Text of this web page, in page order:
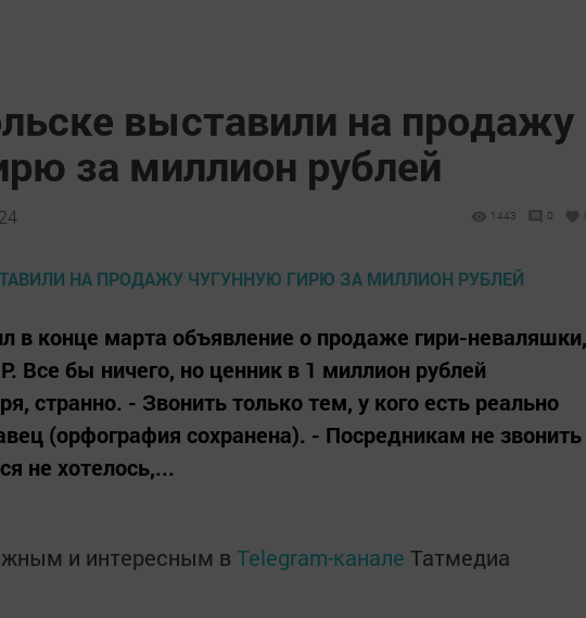
выставили на продажу
за миллион рублей
1443 0
в конце марта объявление о продаже гири-неваляшки,
Все бы ничего, но ценник в 1 миллион рублей
странно. - Звонить только тем, у кого есть реально
(орфография сохранена). - Посредникам не звонить
не хотелось,...
и интересным в Telegram-канале Татмедиа